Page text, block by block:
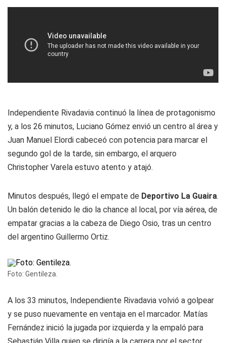
Independiente Rivadavia continuó la línea de protagonismo
y, a los 26 minutos, Luciano Gómez envió un centro al área y
Juan Manuel Elordi cabeceó con potencia para marcar el
segundo gol de la tarde, sin embargo, el arquero
Christopher Varela estuvo atento y atajó.
Minutos después, llegó el empate de Deportivo La Guaira.
Un balón detenido le dio la chance al local, por vía aérea, de
empatar gracias a la cabeza de Diego Osio, tras un centro
del argentino Guillermo Ortiz.
Foto: Gentileza.
A los 33 minutos, Independiente Rivadavia volvió a golpear
y se puso nuevamente en ventaja en el marcador. Matías
Fernández inició la jugada por izquierda y la empaló para